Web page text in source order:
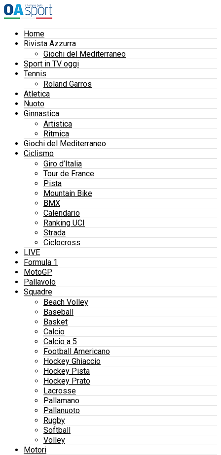
Home
Rivista Azzurra
Giochi del Mediterraneo
Sport in TV oggi
Tennis
Roland Garros
Atletica
Nuoto
Ginnastica
Artistica
Ritmica
Giochi del Mediterraneo
Ciclismo
Giro d’Italia
Tour de France
Pista
Mountain Bike
BMX
Calendario
Ranking UCI
Strada
Ciclocross
LIVE
Formula 1
MotoGP
Pallavolo
Squadre
Beach Volley
Baseball
Basket
Calcio
Calcio a 5
Football Americano
Hockey Ghiaccio
Hockey Pista
Hockey Prato
Lacrosse
Pallamano
Pallanuoto
Rugby
Softball
Volley
Motori